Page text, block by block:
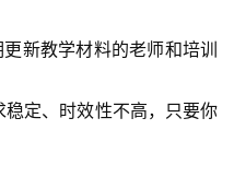
新教学材料的老师和培训
定、时效性不高，只要你